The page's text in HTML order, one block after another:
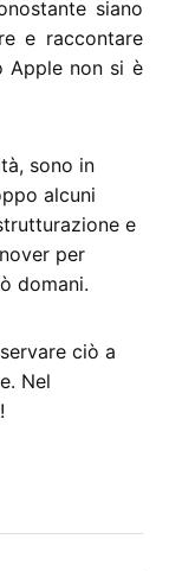
siano
e raccontare
Apple non si è
sono in
alcuni
e
per
domani.
ciò a
Nel